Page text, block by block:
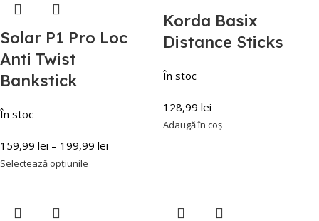
Solar P1 Pro Loc
Anti Twist
Bankstick
În stoc
159,99 lei – 199,99 lei
Selectează opțiunile
Korda Basix
Distance Sticks
În stoc
128,99 lei
Adaugă în coș